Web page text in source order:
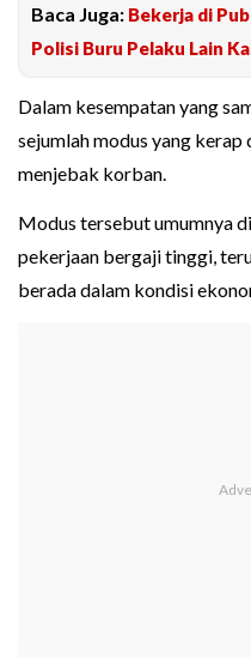
Baca Juga: Bekerja di
Polisi Buru Pelaku Lain
Dalam kesempatan yang
sejumlah modus yang
menjebak korban.
Modus tersebut umumnya
pekerjaan bergaji tinggi,
berada dalam kondisi